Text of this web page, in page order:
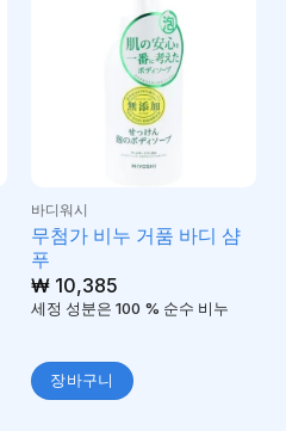
바디워시
무첨가 비누 거품 바디 샴
푸
₩10,385
세정 성분은 100 % 순수 비누
장바구니